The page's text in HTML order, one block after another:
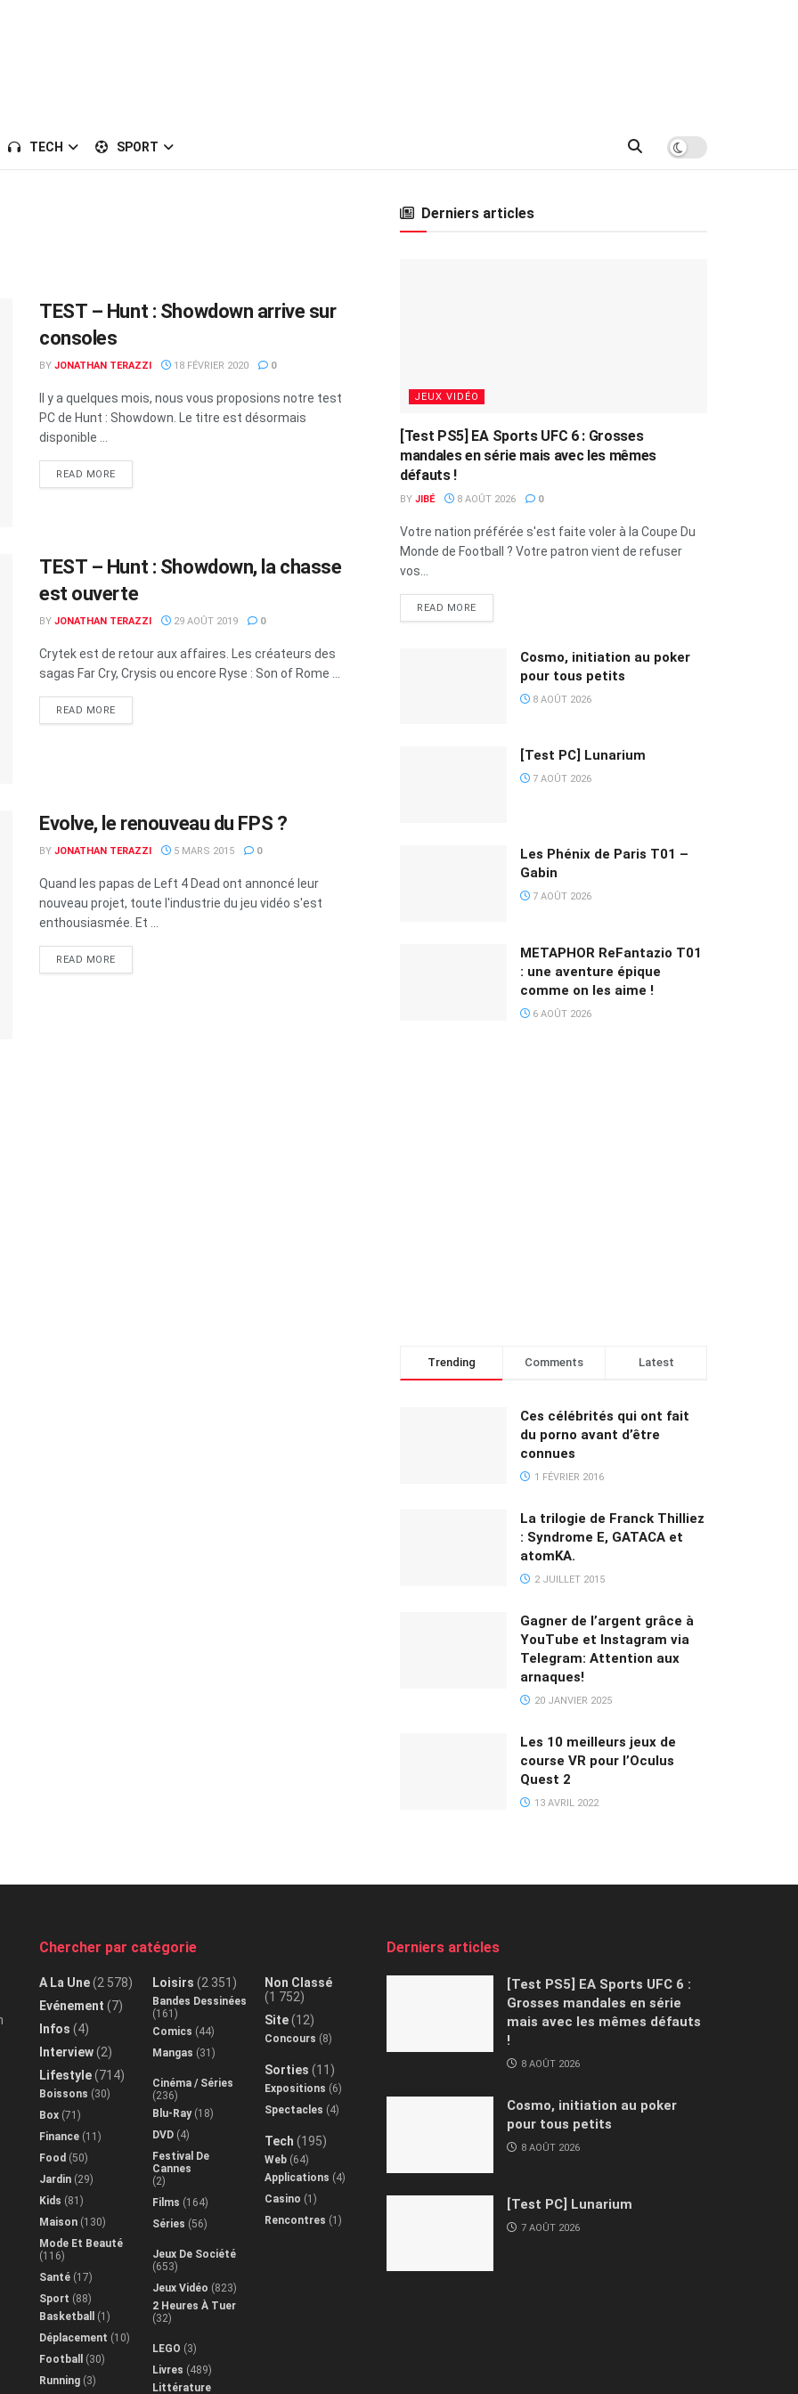
TECH SPORT
TEST – Hunt : Showdown arrive sur
consoles
BY JONATHAN TERAZZI 18 FÉVRIER 2020 0
Il y a quelques mois, nous vous proposions notre test
PC de Hunt : Showdown. Le titre est désormais
disponible ...
READ MORE
TEST – Hunt : Showdown, la chasse
est ouverte
BY JONATHAN TERAZZI 29 AOÛT 2019 0
Crytek est de retour aux affaires. Les créateurs des
sagas Far Cry, Crysis ou encore Ryse : Son of Rome ...
READ MORE
Evolve, le renouveau du FPS ?
BY JONATHAN TERAZZI 5 MARS 2015 0
Quand les papas de Left 4 Dead ont annoncé leur
nouveau projet, toute l'industrie du jeu vidéo s'est
enthousiasmée. Et ...
READ MORE
Derniers articles
JEUX VIDÉO
[Test PS5] EA Sports UFC 6 : Grosses
mandales en série mais avec les mêmes
défauts !
BY JIBÉ 8 AOÛT 2026 0
Votre nation préférée s'est faite voler à la Coupe Du
Monde de Football ? Votre patron vient de refuser
vos...
READ MORE
Cosmo, initiation au poker
pour tous petits
8 AOÛT 2026
[Test PC] Lunarium
7 AOÛT 2026
Les Phénix de Paris T01 –
Gabin
7 AOÛT 2026
METAPHOR ReFantazio T01
: une aventure épique
comme on les aime !
6 AOÛT 2026
Trending Comments Latest
Ces célébrités qui ont fait
du porno avant d’être
connues
1 FÉVRIER 2016
La trilogie de Franck Thilliez
: Syndrome E, GATACA et
atomKA.
2 JUILLET 2015
Gagner de l’argent grâce à
YouTube et Instagram via
Telegram: Attention aux
arnaques!
20 JANVIER 2025
Les 10 meilleurs jeux de
course VR pour l’Oculus
Quest 2
13 AVRIL 2022
Chercher par catégorie
A La Une(2 578)
Evénement (7)
Infos (4)
Interview(2)
Lifestyle(714)
Boissons (30)
Box (71)
Finance (11)
Food (50)
Jardin (29)
Kids (81)
Maison (130)
Mode Et Beauté
(116)
Santé (17)
Sport (88)
Basketball
(1)
Déplacement (10)
Football
(30)
Running (3)
Loisirs (2 351)
Bandes Dessinées
(161)
Comics (44)
Mangas (31)
Cinéma / Séries
(236)
Blu-Ray(18)
DVD(4)
Festival De
Cannes
(2)
Films (164)
Séries (56)
Jeux De Société
(653)
Jeux Vidéo (823)
2 Heures À Tuer
(32)
LEGO (3)
Livres (489)
Littérature
Non Classé
(1 752)
Site(12)
Concours (8)
Sorties (11)
Expositions (6)
Spectacles (4)
Tech (195)
Web (64)
Applications (4)
Casino (1)
Rencontres (1)
Derniers articles
[Test PS5] EA Sports UFC 6 :
Grosses mandales en série
mais avec les mêmes défauts
!
8 AOÛT 2026
Cosmo, initiation au poker
pour tous petits
8 AOÛT 2026
[Test PC] Lunarium
7 AOÛT 2026